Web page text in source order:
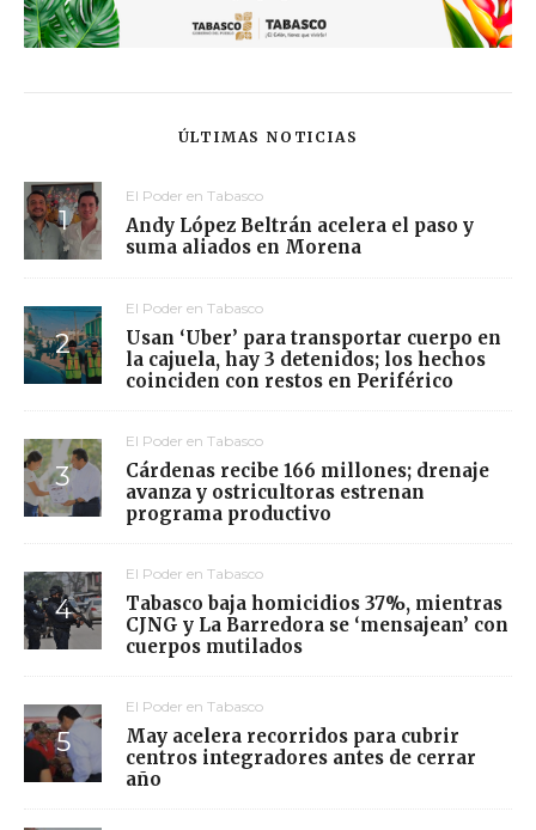
ÚLTIMAS NOTICIAS
El Poder en Tabasco
Andy López Beltrán acelera el paso y
suma aliados en Morena
El Poder en Tabasco
Usan ‘Uber’ para transportar cuerpo en
la cajuela, hay 3 detenidos; los hechos
coinciden con restos en Periférico
El Poder en Tabasco
Cárdenas recibe 166 millones; drenaje
avanza y ostricultoras estrenan
programa productivo
El Poder en Tabasco
Tabasco baja homicidios 37%, mientras
CJNG y La Barredora se ‘mensajean’ con
cuerpos mutilados
El Poder en Tabasco
May acelera recorridos para cubrir
centros integradores antes de cerrar
año